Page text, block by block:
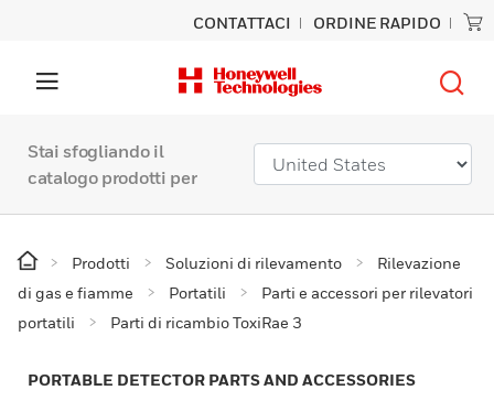
CONTATTACI ORDINE RAPIDO
Stai sfogliando il
catalogo prodotti per
Prodotti Soluzioni di rilevamento
Rilevazione
di gas e fiamme
Portatili
Parti e accessori per rilevatori
portatili
Parti di ricambio ToxiRae 3
PORTABLE DETECTOR PARTS AND ACCESSORIES